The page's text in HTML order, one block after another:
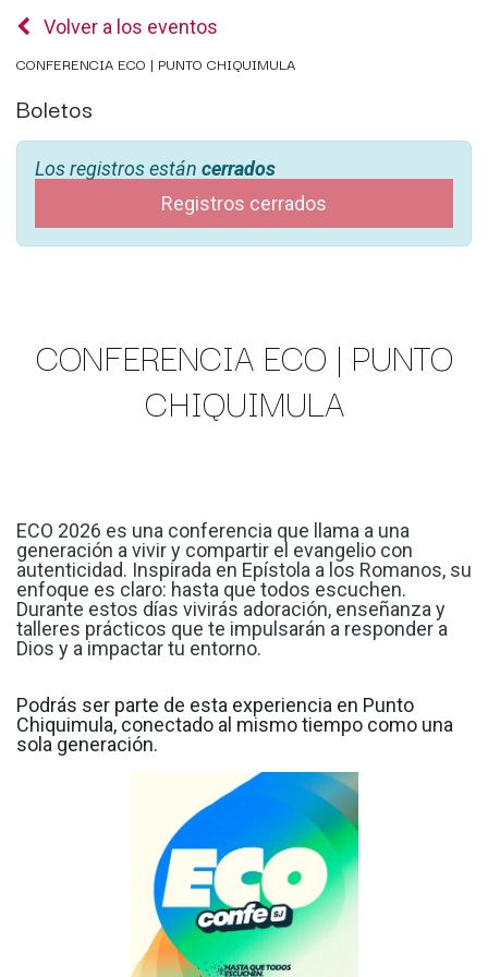
Volver a los eventos
CONFERENCIA ECO | PUNTO CHIQUIMULA
Boletos
Los registros están cerrados
Registros cerrados
CONFERENCIA ECO | PUNTO
CHIQUIMULA
ECO 2026 es una conferencia que llama a una
generación a vivir y compartir el evangelio con
autenticidad. Inspirada en Epístola a los Romanos, su
enfoque es claro: hasta que todos escuchen.
Durante estos días vivirás adoración, enseñanza y
talleres prácticos que te impulsarán a responder a
Dios y a impactar tu entorno.
Podrás ser parte de esta experiencia en Punto
Chiquimula, conectado al mismo tiempo como una
sola generación.